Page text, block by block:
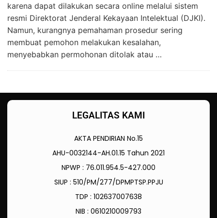
karena dapat dilakukan secara online melalui sistem
resmi Direktorat Jenderal Kekayaan Intelektual (DJKI).
Namun, kurangnya pemahaman prosedur sering
membuat pemohon melakukan kesalahan,
menyebabkan permohonan ditolak atau …
LEGALITAS KAMI
AKTA PENDIRIAN No.15
AHU-0032144-AH.01.15 Tahun 2021
NPWP : 76.011.954.5-427.000
SIUP : 510/PM/277/DPMPTSP.PPJU
TDP : 102637007638
NIB : 0610210009793